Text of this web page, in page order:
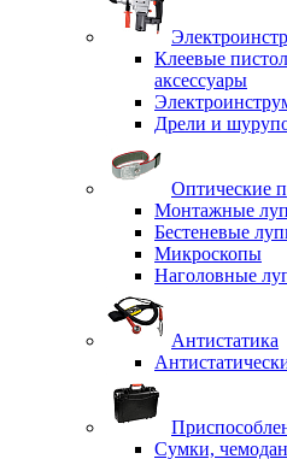
Клеевые
аксессуары
Дрели и
Оптические
Монтажные
Бестеневые
Микроскопы
Наголовные
Антистатика
Сумки,